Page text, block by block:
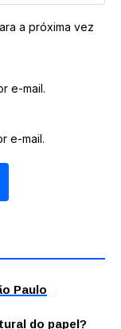
a próxima vez
e-mail.
e-mail.
Paulo
do papel?